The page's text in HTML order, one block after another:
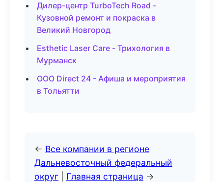
Дилер-центр TurboTech Road -
Кузовной ремонт и покраска в
Великий Новгород
Esthetic Laser Care - Трихология в
Мурманск
ООО Direct 24 - Афиша и мероприятия
в Тольятти
← Все компании в регионе
Дальневосточный федеральный
округ
Главная страница →